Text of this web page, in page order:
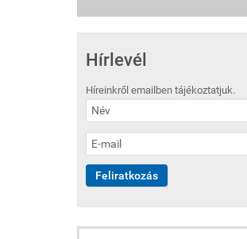
Hírlevél
Híreinkről emailben tájékoztatjuk.